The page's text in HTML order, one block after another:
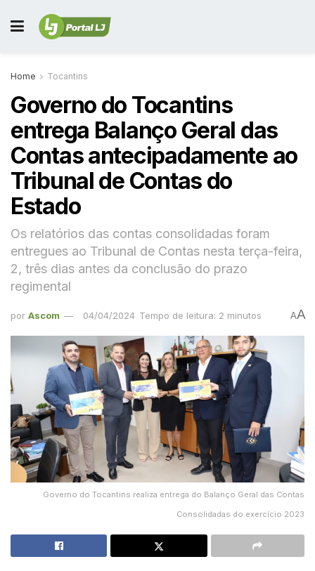
Home Tocantins
Governo do Tocantins
entrega Balanço Geral das
Contas antecipadamente ao
Tribunal de Contas do
Estado
Os relatórios das contas consolidadas foram
entregues ao Tribunal de Contas nesta terça-feira,
2, três dias antes da conclusão do prazo
regimental
por Ascom 04/04/2024 Tempo de leitura: 2 minutos AA
Governo do Tocantins realiza entrega do Balanço Geral das Contas
Consolidadas do exercício 2023